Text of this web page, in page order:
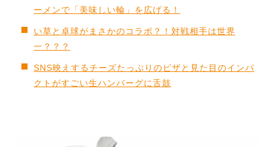
ーメンで「美味しい輪」を広げる！
い草と卓球がまさかのコラボ？！対戦相手は世界
一？？？
SNS映えするチーズたっぷりのピザと見た目のインパ
クトがすごい生ハンバーグに舌鼓